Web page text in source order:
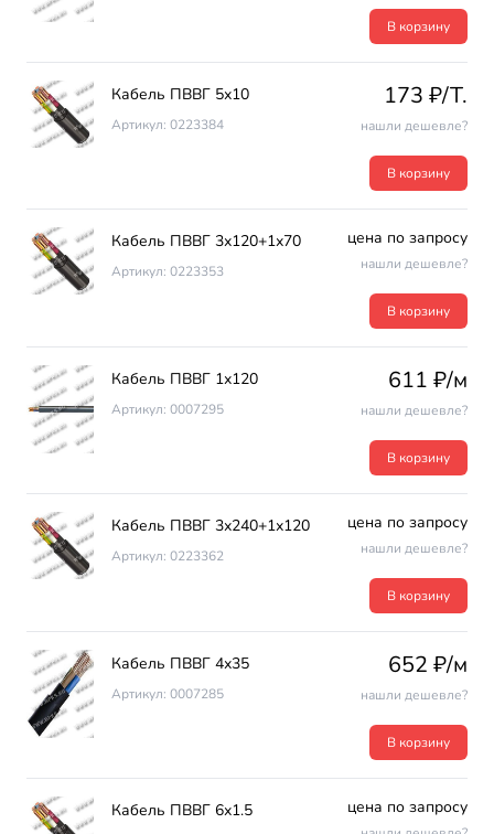
В корзину
Кабель ПВВГ 5х10
Артикул: 0223384
173 ₽/T.
нашли дешевле?
В корзину
Кабель ПВВГ 3х120+1х70
Артикул: 0223353
цена по запросу
нашли дешевле?
В корзину
Кабель ПВВГ 1х120
Артикул: 0007295
611 ₽/м
нашли дешевле?
В корзину
Кабель ПВВГ 3х240+1х120
Артикул: 0223362
цена по запросу
нашли дешевле?
В корзину
Кабель ПВВГ 4х35
Артикул: 0007285
652 ₽/м
нашли дешевле?
В корзину
Кабель ПВВГ 6х1.5 цена по запросу